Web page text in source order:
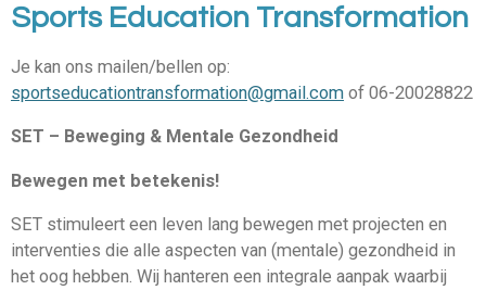
Sports Education Transformation
Je kan ons mailen/bellen op:
sportseducationtransformation@gmail.com of 06-20028822
SET – Beweging & Mentale Gezondheid
Bewegen met betekenis!
SET stimuleert een leven lang bewegen met projecten en
interventies die alle aspecten van (mentale) gezondheid in
het oog hebben. Wij hanteren een integrale aanpak waarbij